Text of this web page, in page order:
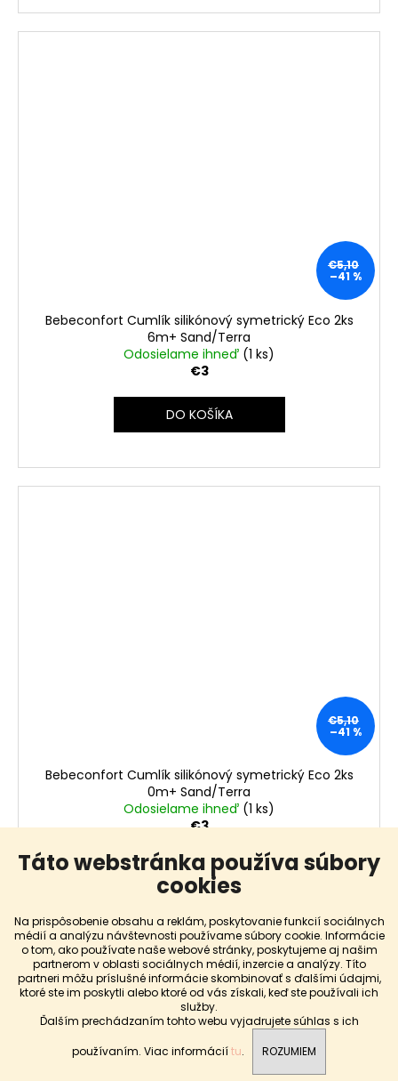
Táto webstránka používa súbory
cookies
Na prispôsobenie obsahu a reklám, poskytovanie funkcií sociálnych
médií a analýzu návštevnosti používame súbory cookie. Informácie
o tom, ako používate naše webové stránky, poskytujeme aj našim
partnerom v oblasti sociálnych médií, inzercie a analýzy. Títo
partneri môžu príslušné informácie skombinovať s ďalšími údajmi,
ktoré ste im poskytli alebo ktoré od vás získali, keď ste používali ich
služby.
Ďalším prechádzaním tohto webu vyjadrujete súhlas s ich
používaním. Viac informáciítu. ROZUMIEM
POZOR: Pri personalizáciách trvá výroba cca. 5-7
pracovných dni! V prípade, ak produkt potrebujete
skoršie, napíšte nám to, prosím, do poznámky.
Ďakujeme
€5,10
–41 %
Bebeconfort Cumlík silikónový symetrický Eco 2ks
6m+ Sand/Terra
Odosielame ihneď (1 ks)
€3
DO KOŠÍKA
€5,10
–41 %
Bebeconfort Cumlík silikónový symetrický Eco 2ks
0m+ Sand/Terra
Odosielame ihneď (1 ks)
€3
DO KOŠÍKA